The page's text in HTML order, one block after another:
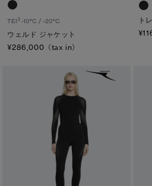
TEI3 -10°C / -20°C
ウェルド ジャケット
¥286,000（tax in）
ト